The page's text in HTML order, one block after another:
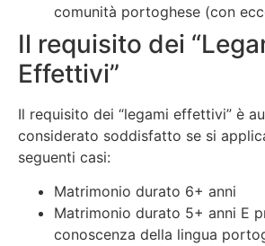
comunità portoghese (con
Il requisito dei
Effettivi”
Il requisito dei “legami effettivi” è
considerato soddisfatto se si
seguenti casi:
Matrimonio durato 6+ anni
Matrimonio durato 5+ anni E
conoscenza della lingua